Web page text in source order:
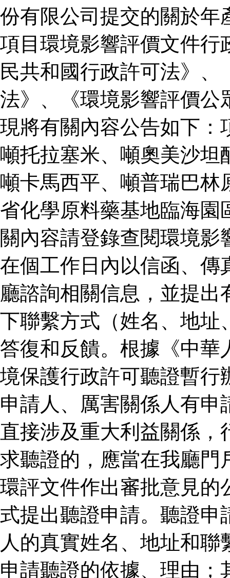
份有限公司提交的關於年
項目環境影響評價文件行
民共和國行政許可法》
法》、《環境影響評價公
現將有關內容公告如下：
噸托拉塞米、噸奧美沙坦
噸卡馬西平、噸普瑞巴林
省化學原料藥基地臨海園
關內容請登錄查閱環境
在個工作日內以信函、傳
廳諮詢相關信息，並提
下聯繫方式（姓名、地址
答復和反饋。根據《中華
境保護行政許可聽證暫行
申請人、厲害關係人有
直接涉及重大利益關係
求聽證的，應當在我廳門
環評文件作出審批意見的
式提出聽證申請。聽證申
人的真實姓名、地址和
申請聽證的依據、理由